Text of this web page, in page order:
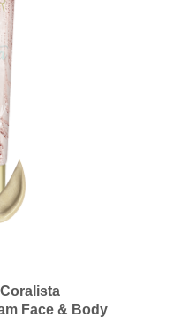
Face & Body